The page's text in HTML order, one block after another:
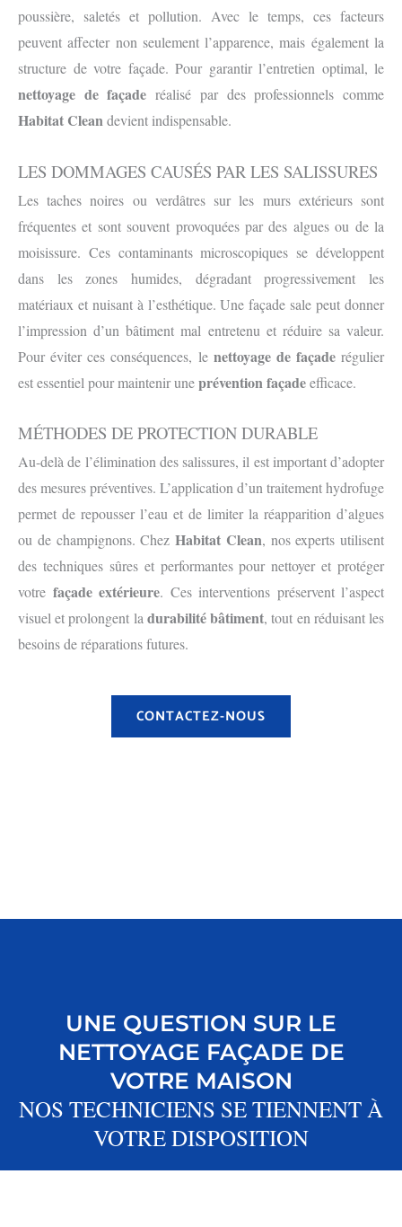
poussière, saletés et pollution. Avec le temps, ces facteurs
peuvent affecter non seulement l’apparence, mais également la
structure de votre façade. Pour garantir l’entretien optimal, le
nettoyage de façade réalisé par des professionnels comme
Habitat Cleandevient indispensable.
LES DOMMAGES CAUSÉS PAR LES SALISSURES
Les taches noires ou verdâtres sur les murs extérieurs sont
fréquentes et sont souvent provoquées par des algues ou de la
moisissure. Ces contaminants microscopiques se développent
dans les zones humides, dégradant progressivement les
matériaux et nuisant à l’esthétique. Une façade sale peut donner
l’impression d’un bâtiment mal entretenu et réduire sa valeur.
Pour éviter ces conséquences, le nettoyage de façaderégulier
est essentiel pour maintenir uneprévention façadeefficace.
MÉTHODES DE PROTECTION DURABLE
Au-delà de l’élimination des salissures, il est important d’adopter
des mesures préventives. L’application d’un traitement hydrofuge
permet de repousser l’eau et de limiter la réapparition d’algues
ou de champignons. Chez Habitat Clean, nos experts utilisent
des techniques sûres et performantes pour nettoyer et protéger
votre façade extérieure. Ces interventions préservent l’aspect
visuel et prolongent la durabilité bâtiment, tout en réduisant les
besoins de réparations futures.
CONTACTEZ-NOUS
UNE QUESTION SUR LE
NETTOYAGE FAÇADE DE
VOTRE MAISON
NOS TECHNICIENS SE TIENNENT À
VOTRE DISPOSITION